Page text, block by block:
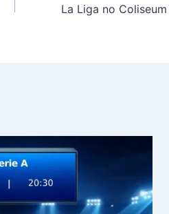
La Liga no Coliseum